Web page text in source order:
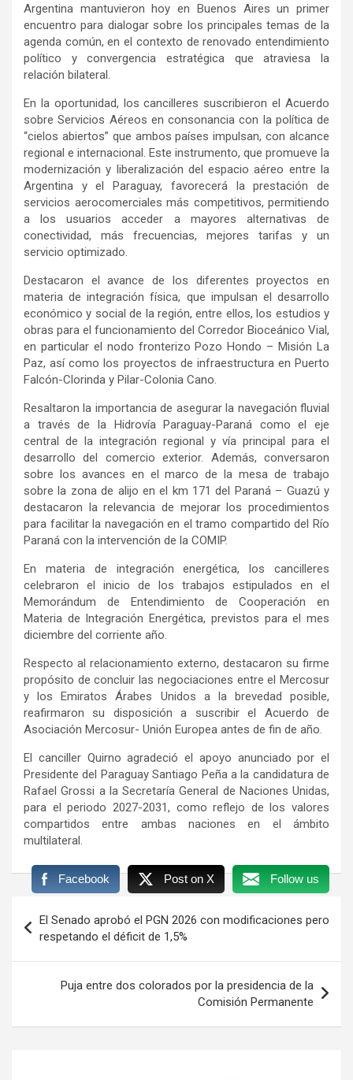
Argentina mantuvieron hoy en Buenos Aires un primer
encuentro para dialogar sobre los principales temas de la
agenda común, en el contexto de renovado entendimiento
político y convergencia estratégica que atraviesa la
relación bilateral.
En la oportunidad, los cancilleres suscribieron el Acuerdo
sobre Servicios Aéreos en consonancia con la política de
“cielos abiertos” que ambos países impulsan, con alcance
regional e internacional. Este instrumento, que promueve la
modernización y liberalización del espacio aéreo entre la
Argentina y el Paraguay, favorecerá la prestación de
servicios aerocomerciales más competitivos, permitiendo
a los usuarios acceder a mayores alternativas de
conectividad, más frecuencias, mejores tarifas y un
servicio optimizado.
Destacaron el avance de los diferentes proyectos en
materia de integración física, que impulsan el desarrollo
económico y social de la región, entre ellos, los estudios y
obras para el funcionamiento del Corredor Bioceánico Vial,
en particular el nodo fronterizo Pozo Hondo – Misión La
Paz, así como los proyectos de infraestructura en Puerto
Falcón-Clorinda y Pilar-Colonia Cano.
Resaltaron la importancia de asegurar la navegación fluvial
a través de la Hidrovía Paraguay-Paraná como el eje
central de la integración regional y vía principal para el
desarrollo del comercio exterior. Además, conversaron
sobre los avances en el marco de la mesa de trabajo
sobre la zona de alijo en el km 171 del Paraná – Guazú y
destacaron la relevancia de mejorar los procedimientos
para facilitar la navegación en el tramo compartido del Río
Paraná con la intervención de la COMIP.
En materia de integración energética, los cancilleres
celebraron el inicio de los trabajos estipulados en el
Memorándum de Entendimiento de Cooperación en
Materia de Integración Energética, previstos para el mes
diciembre del corriente año.
Respecto al relacionamiento externo, destacaron su firme
propósito de concluir las negociaciones entre el Mercosur
y los Emiratos Árabes Unidos a la brevedad posible,
reafirmaron su disposición a suscribir el Acuerdo de
Asociación Mercosur- Unión Europea antes de fin de año.
El canciller Quirno agradeció el apoyo anunciado por el
Presidente del Paraguay Santiago Peña a la candidatura de
Rafael Grossi a la Secretaría General de Naciones Unidas,
para el periodo 2027-2031, como reflejo de los valores
compartidos entre ambas naciones en el ámbito
multilateral.
Facebook Post on X Follow us
de
entradas
El Senado aprobó el PGN 2026 con modificaciones pero
respetando el déficit de 1,5%
Puja entre dos colorados por la presidencia de la
Comisión Permanente